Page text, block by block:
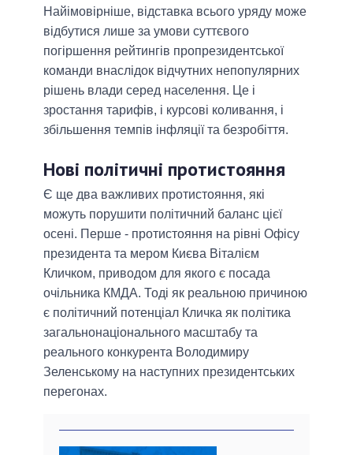
Найімовірніше, відставка всього уряду може
відбутися лише за умови суттєвого
погіршення рейтингів пропрезидентської
команди внаслідок відчутних непопулярних
рішень влади серед населення. Це і
зростання тарифів, і курсові коливання, і
збільшення темпів інфляції та безробіття.
Нові політичні протистояння
Є ще два важливих протистояння, які
можуть порушити політичний баланс цієї
осені. Перше - протистояння на рівні Офісу
президента та мером Києва Віталієм
Кличком, приводом для якого є посада
очільника КМДА. Тоді як реальною причиною
є політичний потенціал Кличка як політика
загальнонаціонального масштабу та
реального конкурента Володимиру
Зеленському на наступних президентських
перегонах.